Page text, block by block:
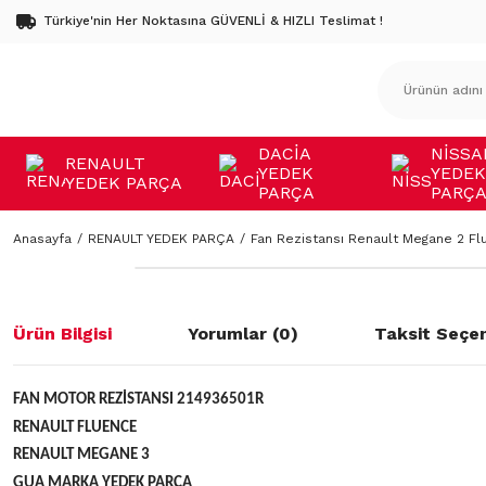
Türkiye'nin Her Noktasına GÜVENLİ & HIZLI Teslimat !
RENAULT
YEDEK PARÇA
DACİA
YEDEK
PARÇA
YEDEK
PARÇA
Anasayfa RENAULT YEDEK PARÇA Fan Rezistansı Renault Megane 2
Ürün Bilgisi Yorumlar (0) Taksit
FAN MOTOR REZİSTANSI 214936501R
RENAULT FLUENCE
RENAULT MEGANE 3